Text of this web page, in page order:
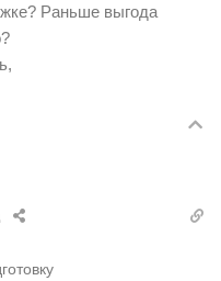
Раньше выгода